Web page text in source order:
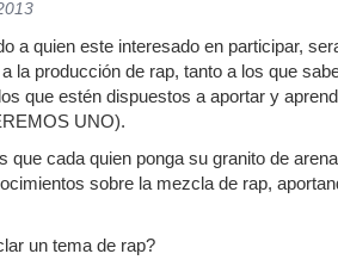
a quien este interesado en participar,
la producción de rap, tanto a los que
que estén dispuestos a aportar y
UNO).
que cada quien ponga su granito de
sobre la mezcla de rap,
un tema de rap?